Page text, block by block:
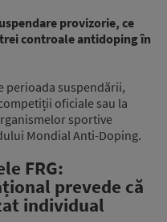
provizorie, ce
controale antidoping în
perioada suspendării,
oficiale sau la
sportive
Mondial Anti-Doping.
FRG:
prevede că
individual